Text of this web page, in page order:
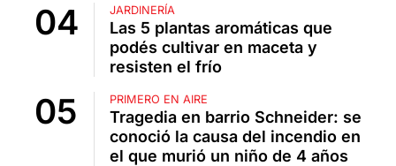
JARDINERÍA
Las 5 plantas aromáticas que
podés cultivar en maceta y
resisten el frío
PRIMERO EN AIRE
Tragedia en barrio Schneider: se
conoció la causa del incendio en
el que murió un niño de 4 años